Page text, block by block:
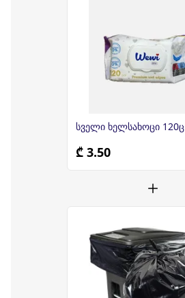
სველი ხელსახოცი 120ც
₾ 3.50